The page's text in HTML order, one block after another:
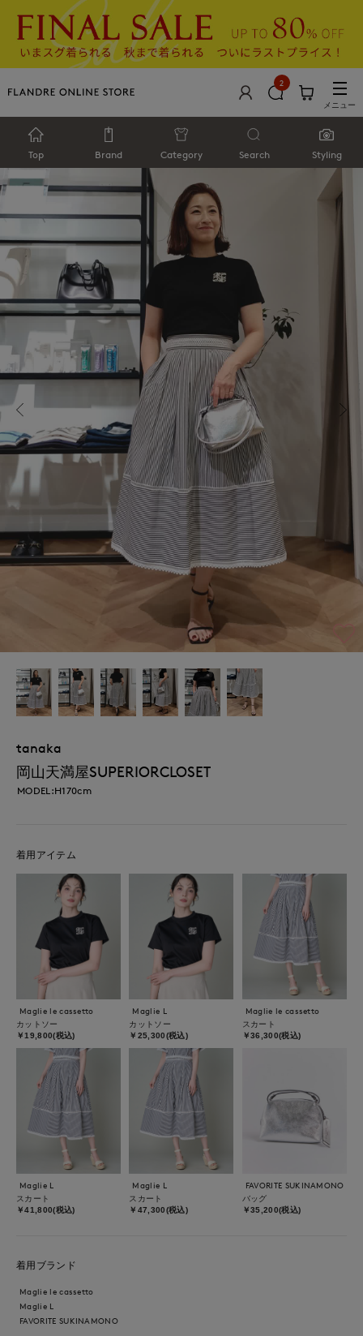
2
メニュー
Top Brand Category Search Styling
tanaka
岡山天満屋SUPERIORCLOSET
MODEL:H170cm
着用アイテム
Maglie le cassetto
カットソー
￥19,800(税込)
Maglie L
カットソー
￥25,300(税込)
Maglie le cassetto
スカート
￥36,300(税込)
Maglie L
スカート
￥41,800(税込)
Maglie L
スカート
￥47,300(税込)
FAVORITE SUKINAMONO
バッグ
￥35,200(税込)
着用ブランド
Maglie le cassetto
Maglie L
FAVORITE SUKINAMONO